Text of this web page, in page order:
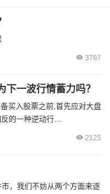
3787
一波行情蓄力吗？
买入股票之前,首先应对大盘
的一种逆动行...
2125
，我们不妨从两个方面来逐